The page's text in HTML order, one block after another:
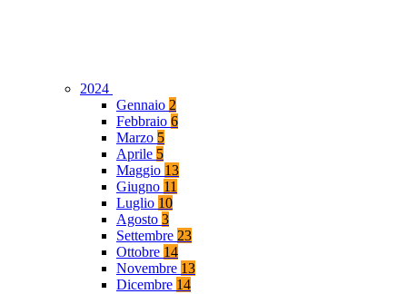
2024
Gennaio 2
Febbraio 6
Marzo 5
Aprile 5
Maggio 13
Giugno 11
Luglio 10
Agosto 3
Settembre 23
Ottobre 14
Novembre 13
Dicembre 14